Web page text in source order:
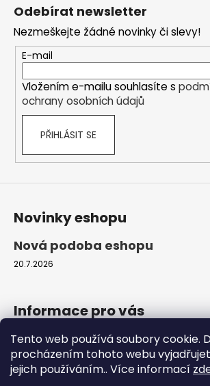
Tento web používá soubory cookie.
procházením tohoto webu
jejich používáním.. Více informací
Odebírat newsletter
Nezmeškejte žádné novinky či slevy!
E-mail
Vložením e-mailu souhlasíte s
ochrany osobních údajů
PŘIHLÁSIT SE
Novinky eshopu
Nová podoba eshopu
20.7.2026
Informace pro vás
Obchodní podmínky
Podmínky ochrany osobních údajů
Moje objednávka